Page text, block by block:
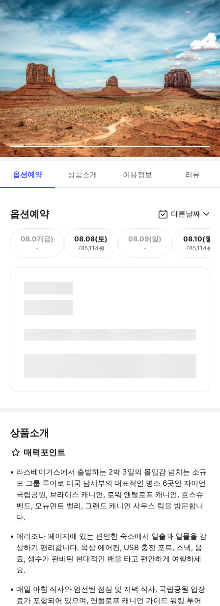
옵션예약 상품소개 이용정보 리뷰
옵션예약 다른날짜
08.07(금)
-
08.08(토)
785,114원
08.09(일)
-
08.10(월)
785,114원
상품소개
매력포인트
라스베이거스에서 출발하는 2박 3일의 몰입감 넘치는 소규
모 그룹 투어로 미국 남서부의 대표적인 명소 6곳인 자이언
국립공원, 브라이스 캐니언, 로워 앤털로프 캐니언, 호스슈
벤드, 모뉴먼트 밸리, 그랜드 캐니언 사우스 림을 방문합니
다.
애리조나 페이지에 있는 편안한 숙소에서 일출과 일몰을 감
상하기 편리합니다. 옥상 에어컨, USB 충전 포트, 스낵, 음
료, 생수가 완비된 현대적인 밴을 타고 편안하게 여행하세
요.
매일 아침 식사와 엄선된 점심 및 저녁 식사, 국립공원 입장
료가 포함되어 있으며, 앤털로프 캐니언 가이드 워킹 투어